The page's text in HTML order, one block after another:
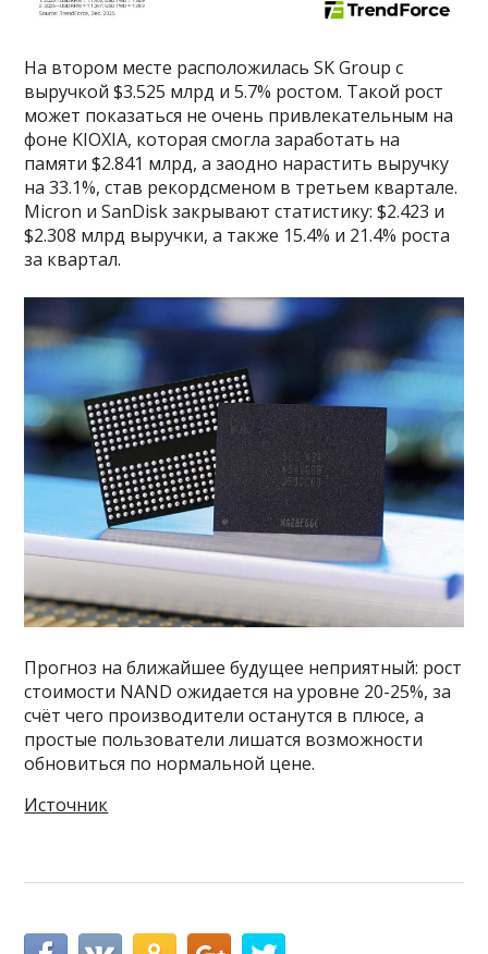
На втором месте расположилась SK Group с
выручкой $3.525 млрд и 5.7% ростом. Такой рост
может показаться не очень привлекательным на
фоне KIOXIA, которая смогла заработать на
памяти $2.841 млрд, а заодно нарастить выручку
на 33.1%, став рекордсменом в третьем квартале.
Micron и SanDisk закрывают статистику: $2.423 и
$2.308 млрд выручки, а также 15.4% и 21.4% роста
за квартал.
Прогноз на ближайшее будущее неприятный: рост
стоимости NAND ожидается на уровне 20-25%, за
счёт чего производители останутся в плюсе, а
простые пользователи лишатся возможности
обновиться по нормальной цене.
Источник